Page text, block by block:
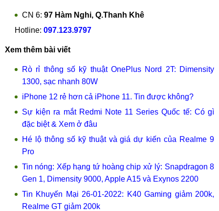
CN 6: 97 Hàm Nghi, Q.Thanh Khê
Hotline: 097.123.9797
Xem thêm bài viết
Rò rỉ thông số kỹ thuật OnePlus Nord 2T: Dimensity
1300, sạc nhanh 80W
iPhone 12 rẻ hơn cả iPhone 11. Tin được không?
Sự kiện ra mắt Redmi Note 11 Series Quốc tế: Có gì
đặc biệt & Xem ở đâu
Hé lộ thông số kỹ thuật và giá dự kiến của Realme 9
Pro
Tin nóng: Xếp hạng tứ hoàng chip xử lý: Snapdragon 8
Gen 1, Dimensity 9000, Apple A15 và Exynos 2200
Tin Khuyến Mại 26-01-2022: K40 Gaming giảm 200k,
Realme GT giảm 200k